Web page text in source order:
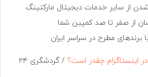
از سایر خدمات دیجیتال مارکتینگ
از صفر تا صد کمپین شما
برندهای مطرح در سراسر ایران
اینستاگرام چقدر است؟ / گردشگری 24